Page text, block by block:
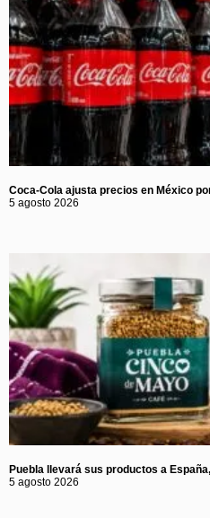
Coca-Cola ajusta precios en México
5 agosto 2026
Puebla llevará sus productos a
5 agosto 2026